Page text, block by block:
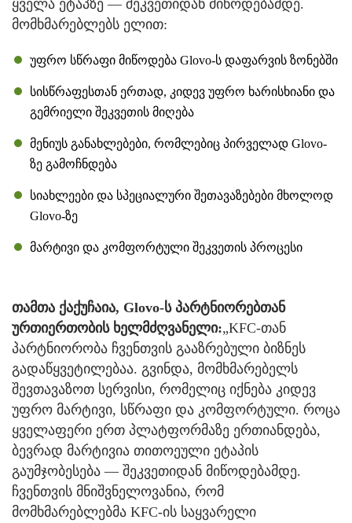
ყველა ეტაპზე — შეკვეთიდან მიწოდებამდე.
მომხმარებლებს ელით:
უფრო სწრაფი მიწოდება Glovo-ს დაფარვის ზონებში
სისწრაფესთან ერთად, კიდევ უფრო ხარისხიანი და
გემრიელი შეკვეთის მიღება
მენიუს განახლებები, რომლებიც პირველად Glovo-
ზე გამოჩნდება
სიახლეები და სპეციალური შეთავაზებები მხოლოდ
Glovo-ზე
მარტივი და კომფორტული შეკვეთის პროცესი
თამთა ქაქუჩაია, Glovo-ს პარტნიორებთან
ურთიერთობის ხელმძღვანელი:„KFC-თან
პარტნიორობა ჩვენთვის გააზრებული ბიზნეს
გადაწყვეტილებაა. გვინდა, მომხმარებელს
შევთავაზოთ სერვისი, რომელიც იქნება კიდევ
უფრო მარტივი, სწრაფი და კომფორტული. როცა
ყველაფერი ერთ პლატფორმაზე ერთიანდება,
ბევრად მარტივია თითოეული ეტაპის
გაუმჯობესება — შეკვეთიდან მიწოდებამდე.
ჩვენთვის მნიშვნელოვანია, რომ
მომხმარებლებმა KFC-ის საყვარელი